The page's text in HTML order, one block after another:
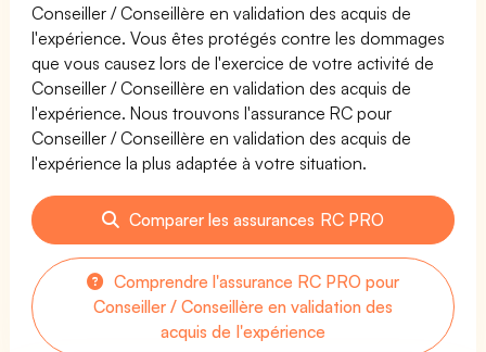
Conseiller / Conseillère en validation des acquis de
l'expérience. Vous êtes protégés contre les dommages
que vous causez lors de l'exercice de votre activité de
Conseiller / Conseillère en validation des acquis de
l'expérience. Nous trouvons l'assurance RC pour
Conseiller / Conseillère en validation des acquis de
l'expérience la plus adaptée à votre situation.
Comparer les assurances RC PRO
Comprendre l'assurance RC PRO pour
Conseiller / Conseillère en validation des
acquis de l'expérience